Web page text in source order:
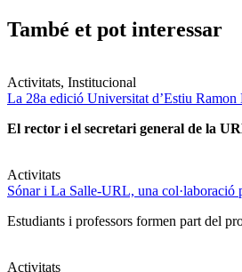
També et pot interessar
Activitats, Institucional
La 28a edició Universitat d’Estiu
El rector i el secretari general de la
Activitats
Sónar i La Salle-URL, una
Estudiants i professors formen part del
Activitats